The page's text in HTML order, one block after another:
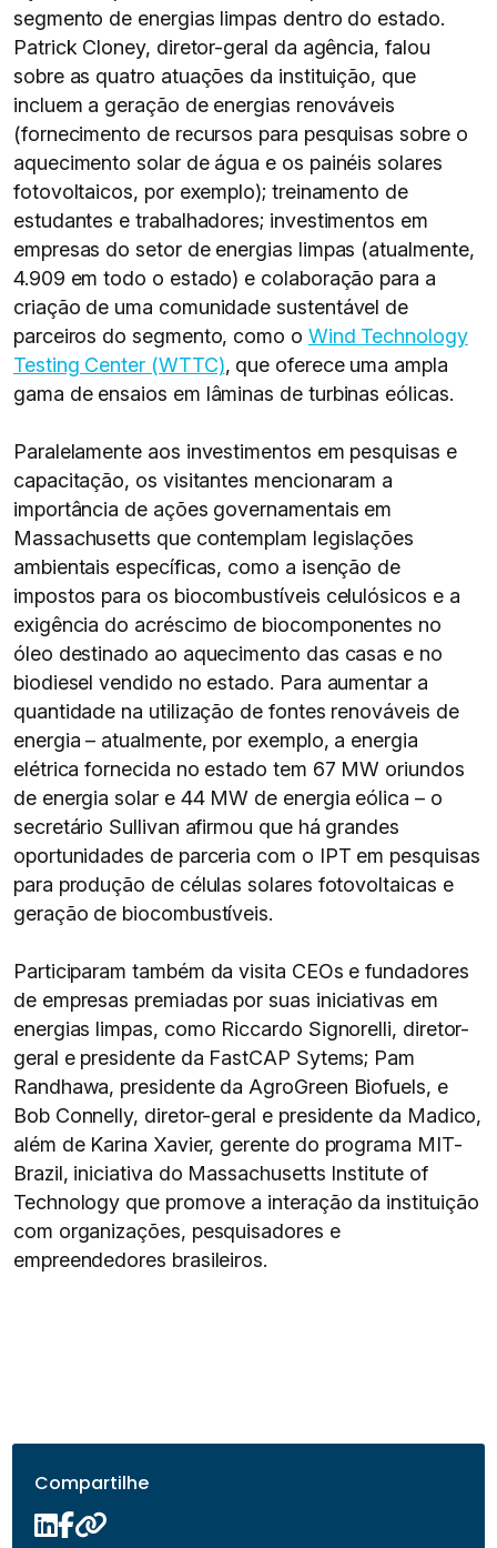
segmento de energias limpas dentro do estado.
Patrick Cloney, diretor-geral da agência, falou
sobre as quatro atuações da instituição, que
incluem a geração de energias renováveis
(fornecimento de recursos para pesquisas sobre o
aquecimento solar de água e os painéis solares
fotovoltaicos, por exemplo); treinamento de
estudantes e trabalhadores; investimentos em
empresas do setor de energias limpas (atualmente,
4.909 em todo o estado) e colaboração para a
criação de uma comunidade sustentável de
parceiros do segmento, como o Wind Technology
Testing Center (WTTC), que oferece uma ampla
gama de ensaios em lâminas de turbinas eólicas.
Paralelamente aos investimentos em pesquisas e
capacitação, os visitantes mencionaram a
importância de ações governamentais em
Massachusetts que contemplam legislações
ambientais específicas, como a isenção de
impostos para os biocombustíveis celulósicos e a
exigência do acréscimo de biocomponentes no
óleo destinado ao aquecimento das casas e no
biodiesel vendido no estado. Para aumentar a
quantidade na utilização de fontes renováveis de
energia – atualmente, por exemplo, a energia
elétrica fornecida no estado tem 67 MW oriundos
de energia solar e 44 MW de energia eólica – o
secretário Sullivan afirmou que há grandes
oportunidades de parceria com o IPT em pesquisas
para produção de células solares fotovoltaicas e
geração de biocombustíveis.
Participaram também da visita CEOs e fundadores
de empresas premiadas por suas iniciativas em
energias limpas, como Riccardo Signorelli, diretor-
geral e presidente da FastCAP Sytems; Pam
Randhawa, presidente da AgroGreen Biofuels, e
Bob Connelly, diretor-geral e presidente da Madico,
além de Karina Xavier, gerente do programa MIT-
Brazil, iniciativa do Massachusetts Institute of
Technology que promove a interação da instituição
com organizações, pesquisadores e
empreendedores brasileiros.
Compartilhe